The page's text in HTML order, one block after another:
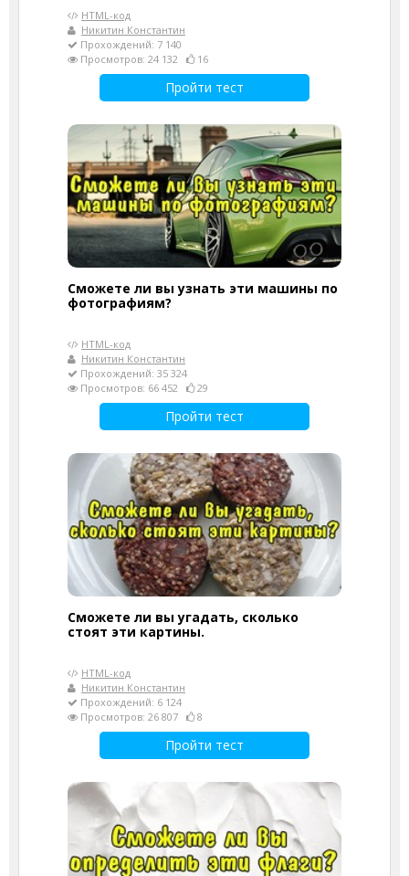
HTML-код
Никитин Константин
Прохождений: 7 140
Просмотров: 24 132
16
Пройти тест
Сможете ли вы узнать эти машины по
фотографиям?
HTML-код
Никитин Константин
Прохождений: 35 324
Просмотров: 66 452
29
Пройти тест
Сможете ли вы угадать, сколько
стоят эти картины.
HTML-код
Никитин Константин
Прохождений: 6 124
Просмотров: 26 807
8
Пройти тест